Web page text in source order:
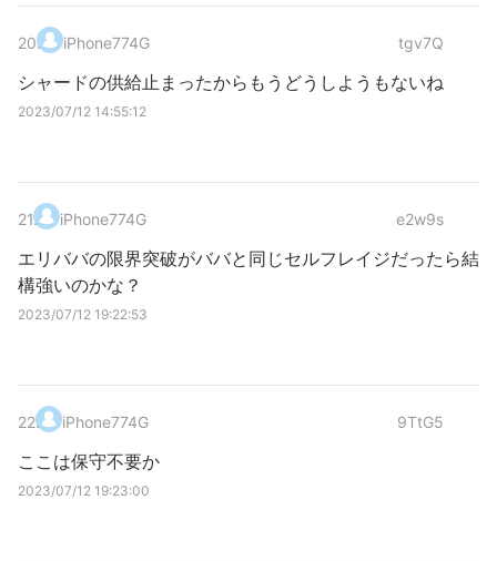
20. iPhone774G tgv7Q
シャードの供給止まったからもうどうしようもないね
2023/07/12 14:55:12
21. iPhone774G e2w9s
エリババの限界突破がババと同じセルフレイジだったら結
構強いのかな？
2023/07/12 19:22:53
22. iPhone774G 9TtG5
ここは保守不要か
2023/07/12 19:23:00